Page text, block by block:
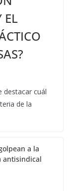
EL
destacar cuál
de la
a la
antisindical